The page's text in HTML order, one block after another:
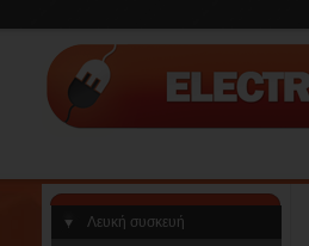
Λευκή συσκευή